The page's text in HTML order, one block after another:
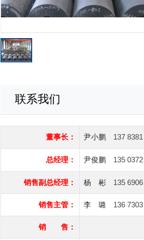
联系我们
董事长： 尹小鹏 137
总经理： 尹俊鹏 135
销售副总经理： 杨 彬 135
销售主管： 李 璐 136
销 售：